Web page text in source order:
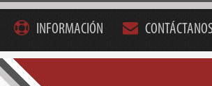
INFORMACIÓN